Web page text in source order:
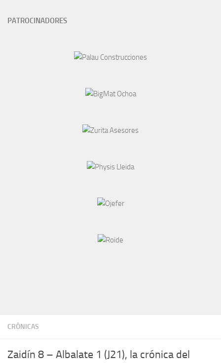
CRÓNICAS
Zaidín 8 – Albalate 1 (J21), la crónica del
PATROCINADORES